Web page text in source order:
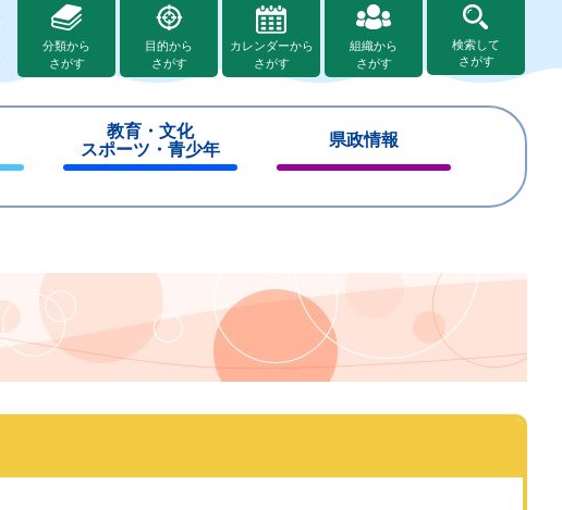
分類から
さがす
目的から
さがす
カレンダーから
さがす
組織から
さがす
検索して
さがす
教育・文化
スポーツ・青少年
じ
県政情報
じ